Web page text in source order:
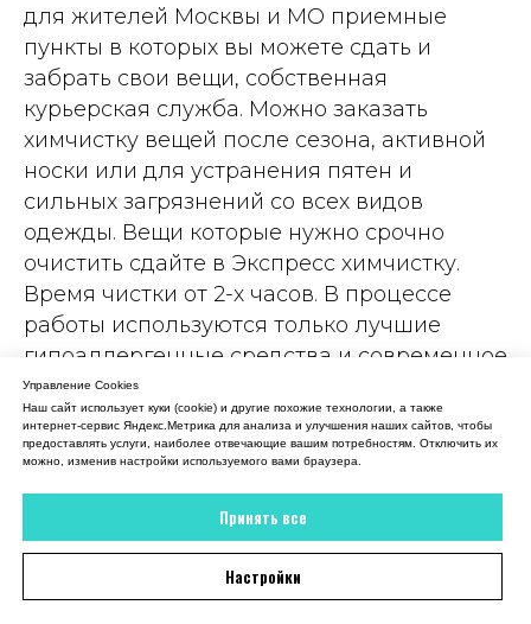
Татьяна Демина
Вежливый администратор, все рассказала,
объяснила. В итоге платье мое снова как
Отзыв 2GIS
для жителей Москвы и МО приемные
пункты в которых вы можете сдать и
забрать свои вещи, собственная
курьерская служба. Можно заказать
химчистку вещей после сезона, активной
носки или для устранения пятен и
сильных загрязнений со всех видов
одежды. Вещи которые нужно срочно
очистить сдайте в Экспресс химчистку.
Время чистки от 2-х часов. В процессе
работы используются только лучшие
гипоаллергенные средства и современное
оборудование для быстрой борьбы с
загрязнениями. Такой подход позволяет
очистить даже деликатные ткани, не
загрязняет окружающую среду.
Управление Cookies
Наш сайт использует куки (cookie) и другие похожие технологии, а также
интернет-сервис Яндекс.Метрика для анализа и улучшения наших сайтов, чтобы
предоставлять услуги, наиболее отвечающие вашим потребностям. Отключить их
можно, изменив настройки используемого вами браузера.
Принять все
Настройки